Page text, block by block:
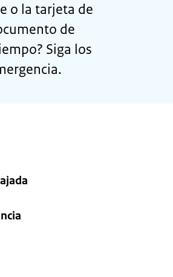
o la tarjeta de
de
Siga los